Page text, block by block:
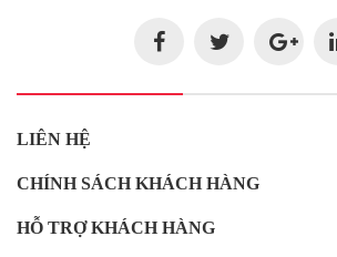
LIÊN HỆ
CHÍNH SÁCH KHÁCH HÀNG
HỖ TRỢ KHÁCH HÀNG